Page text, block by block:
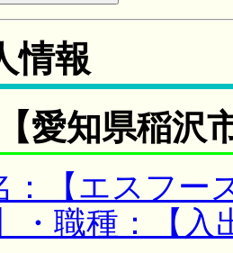
情報
愛知県稲沢
：【エスフー
・職種：【入